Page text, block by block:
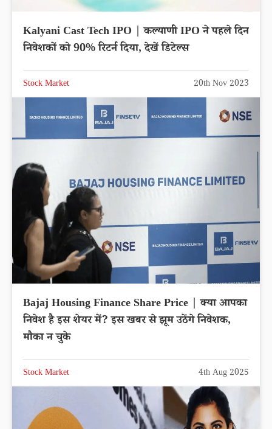
Kalyani Cast Tech IPO | कल्याणी IPO ने पहले दिन
निवेशकों को 90% रिटर्न दिया, देखें डिटेल्स
Stock Market 20th Nov 2023
Bajaj Housing Finance Share Price | क्या आपका
निवेश है इस शेयर में? इस खबर से झूम उठेंगे निवेशक,
मौका न चुके
Stock Market 4th Aug 2025